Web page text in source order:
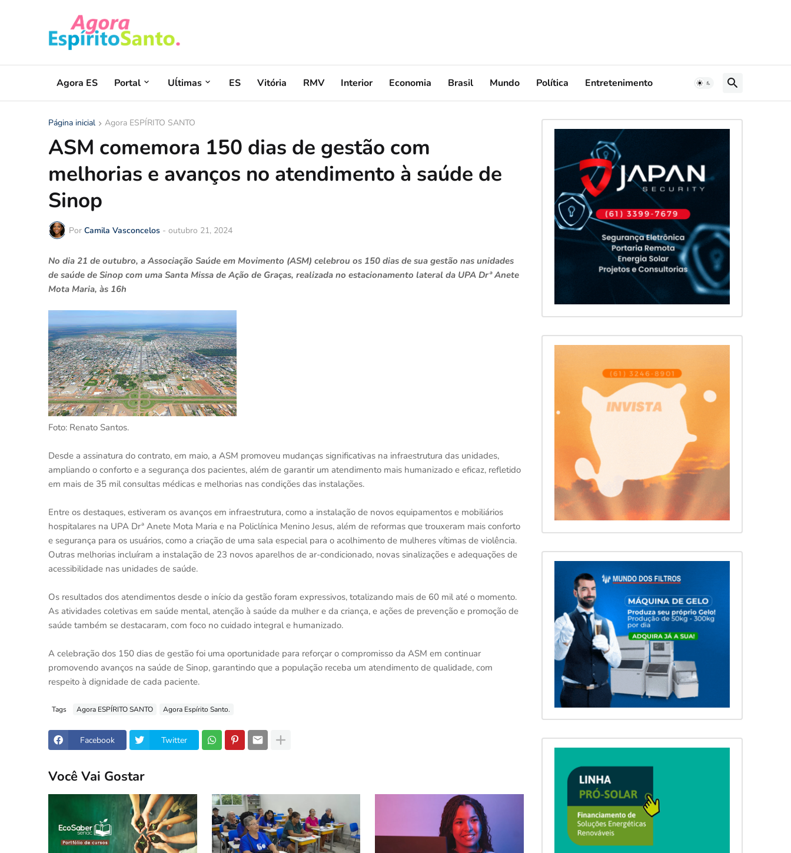
Agora ES Portal Uĺtimas ES Vitória RMV Interior Economia Brasil Mundo Política Entretenimento
Página inicial Agora ESPÍRITO SANTO
ASM comemora 150 dias de gestão com
melhorias e avanços no atendimento à saúde de
Sinop
Por Camila Vasconcelos - outubro 21, 2024
No dia 21 de outubro, a Associação Saúde em Movimento (ASM) celebrou os 150 dias de sua gestão nas unidades
de saúde de Sinop com uma Santa Missa de Ação de Graças, realizada no estacionamento lateral da UPA Drª Anete
Mota Maria, às 16h
Foto: Renato Santos.
Desde a assinatura do contrato, em maio, a ASM promoveu mudanças significativas na infraestrutura das unidades,
ampliando o conforto e a segurança dos pacientes, além de garantir um atendimento mais humanizado e eficaz, refletido
em mais de 35 mil consultas médicas e melhorias nas condições das instalações.
Entre os destaques, estiveram os avanços em infraestrutura, como a instalação de novos equipamentos e mobiliários
hospitalares na UPA Drª Anete Mota Maria e na Policlínica Menino Jesus, além de reformas que trouxeram mais conforto
e segurança para os usuários, como a criação de uma sala especial para o acolhimento de mulheres vítimas de violência.
Outras melhorias incluíram a instalação de 23 novos aparelhos de ar-condicionado, novas sinalizações e adequações de
acessibilidade nas unidades de saúde.
Os resultados dos atendimentos desde o início da gestão foram expressivos, totalizando mais de 60 mil até o momento.
As atividades coletivas em saúde mental, atenção à saúde da mulher e da criança, e ações de prevenção e promoção de
saúde também se destacaram, com foco no cuidado integral e humanizado.
A celebração dos 150 dias de gestão foi uma oportunidade para reforçar o compromisso da ASM em continuar
promovendo avanços na saúde de Sinop, garantindo que a população receba um atendimento de qualidade, com
respeito à dignidade de cada paciente.
Tags Agora ESPÍRITO SANTO Agora Espírito Santo.
Facebook Twitter
Você Vai Gostar